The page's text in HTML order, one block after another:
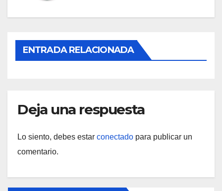
ENTRADA RELACIONADA
Deja una respuesta
Lo siento, debes estar conectado para publicar un
comentario.